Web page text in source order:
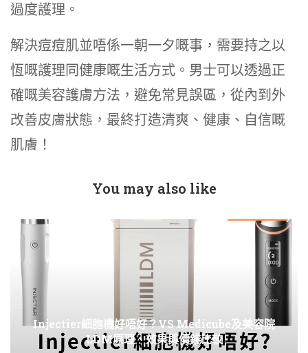
過度護理。
解決痘痘肌並唔係一朝一夕嘅事，需要持之以
恆嘅護理同健康嘅生活方式。男士可以透過正
確嘅美容護膚方法，避免常見誤區，從內到外
改善皮膚狀態，最終打造清爽、健康、自信嘅
肌膚！
You may also like
Injectier細胞機好唔好？VS Medicube及美容院
LDM原理、效果與價錢比較